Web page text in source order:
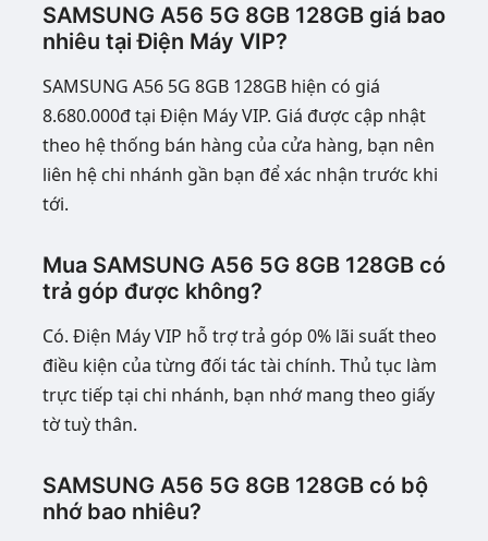
SAMSUNG A56 5G 8GB 128GB giá bao
nhiêu tại Điện Máy VIP?
SAMSUNG A56 5G 8GB 128GB hiện có giá
8.680.000đ tại Điện Máy VIP. Giá được cập nhật
theo hệ thống bán hàng của cửa hàng, bạn nên
liên hệ chi nhánh gần bạn để xác nhận trước khi
tới.
Mua SAMSUNG A56 5G 8GB 128GB có
trả góp được không?
Có. Điện Máy VIP hỗ trợ trả góp 0% lãi suất theo
điều kiện của từng đối tác tài chính. Thủ tục làm
trực tiếp tại chi nhánh, bạn nhớ mang theo giấy
tờ tuỳ thân.
SAMSUNG A56 5G 8GB 128GB có bộ
nhớ bao nhiêu?